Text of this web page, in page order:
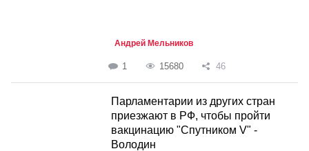
Андрей Мельников
1 15680 46
Парламентарии из других стран
приезжают в РФ, чтобы пройти
вакцинацию "Спутником V" -
Володин